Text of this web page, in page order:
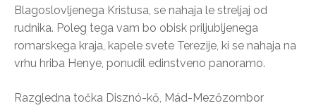
Blagoslovljenega Kristusa, se nahaja le streljaj od
rudnika. Poleg tega vam bo obisk priljubljenega
romarskega kraja, kapele svete Terezije, ki se nahaja na
vrhu hriba Henye, ponudil edinstveno panoramo.
Razgledna točka Disznó-kő, Mád-Mezőzombor